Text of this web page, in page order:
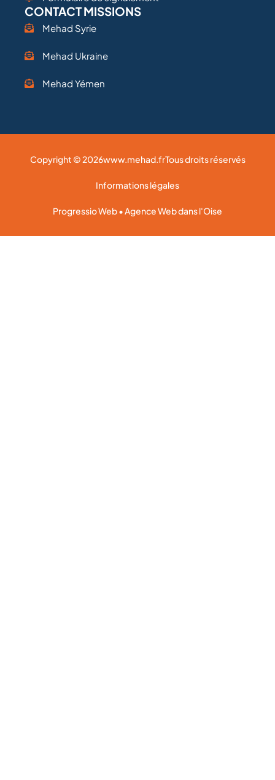
CONTACT MISSIONS
Mehad Syrie
Mehad Ukraine
Mehad Yémen
Copyright © 2026www.mehad.frTous droits réservés
Informations légales
Progressio Web • Agence Web dans l'Oise